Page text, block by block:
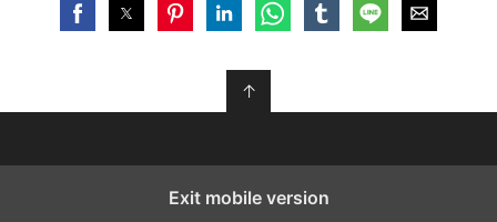
↑
Exit mobile version